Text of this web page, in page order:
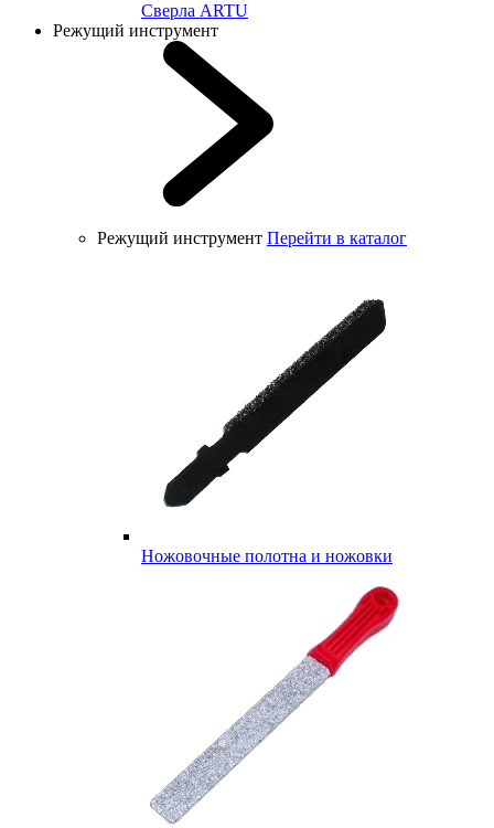
Cверла ARTU
Режущий инструмент
Режущий инструмент Перейти в каталог
Ножовочные полотна и ножовки